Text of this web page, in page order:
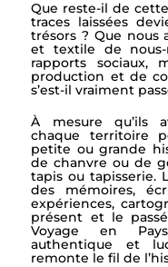
Que reste-il de
traces laissées
trésors ? Que nous
et textile de nous-
rapports sociaux,
production et de
s’est-il vraiment
À mesure qu’ils
chaque territoire
petite ou grande
de chanvre ou de
tapis ou tapisserie.
des mémoires,
expériences,
présent et le
Voyage en
authentique et
remonte le fil de